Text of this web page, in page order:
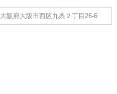
大阪府大阪市西区九条２丁目26-6